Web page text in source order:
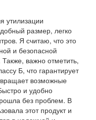
утилизации
размер, легко
Я считаю, что это
и безопасной
важно отметить,
Б, что гарантирует
возможные
и удобно
без проблем. В
этот продукт и